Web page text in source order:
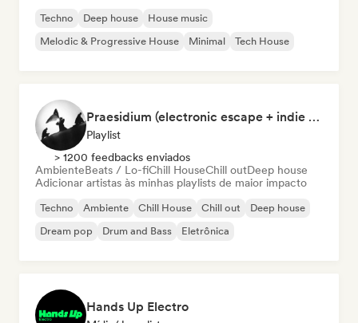
Techno Deep house
House music
Melodic & Progressive House
Minimal Tech House
Praesidium (electronic escape + indie electronic + sad songs for doomers)
Playlist
> 1200 feedbacks enviados
AmbienteBeats / Lo-fiChill HouseChill outDeep house
Adicionar artistas às minhas playlists de maior impacto
Techno Ambiente Chill House Chill out
Deep house
Dream pop
Drum and Bass Eletrônica
Hands Up Electro